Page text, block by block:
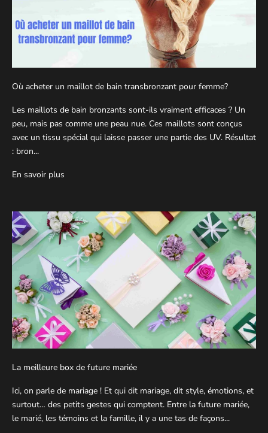
Où acheter un maillot de bain transbronzant pour femme?
Les maillots de bain bronzants sont-ils vraiment efficaces ? Un
peu, mais pas comme une peau nue. Ces maillots sont conçus
avec un tissu spécial qui laisse passer une partie des UV. Résultat
: bron...
En savoir plus
La meilleure box de future mariée
Ici, on parle de mariage ! Et qui dit mariage, dit style, émotions, et
surtout… des petits gestes qui comptent. Entre la future mariée,
le marié, les témoins et la famille, il y a une tas de façons...